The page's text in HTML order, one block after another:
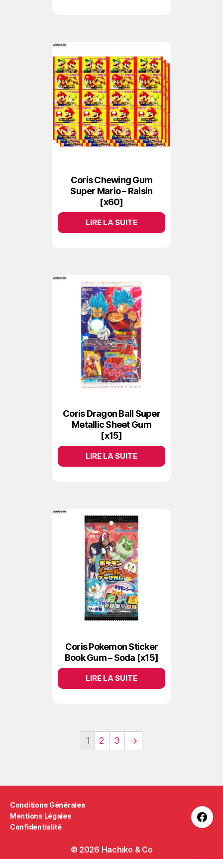
Coris Chewing Gum
Super Mario – Raisin
[x60]
LIRE LA SUITE
Coris Dragon Ball Super
Metallic Sheet Gum
[x15]
LIRE LA SUITE
Coris Pokemon Sticker
Book Gum – Soda [x15]
LIRE LA SUITE
1 2 3 →
Conditions Générales
Mentions Légales
Confidentialité
© 2026 Hachiko & Co